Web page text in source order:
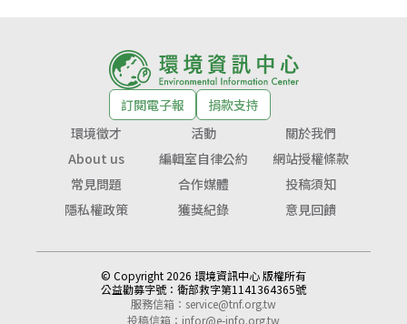
訂閱電子報
捐款支持
環境徵才
活動
關於我們
About us
編輯室自律公約
網站授權條款
常見問題
合作媒體
投稿須知
隱私權政策
獲獎紀錄 意見回饋
© Copyright 2026 環境資訊中心 版權所有
公益勸募字號： 衛部救字第1141364365號
服務信箱： service@tnf.org.tw
投稿信箱： infor@e-info.org.tw